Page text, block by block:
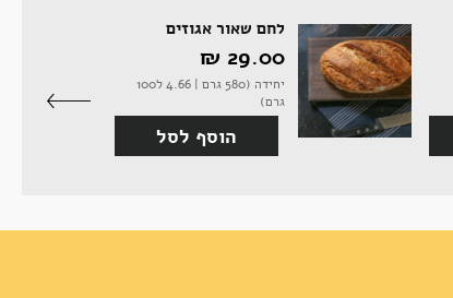
לחם שאור אגוזים
29.00 ‏₪
יחידה (580 גרם | 4.66 ל100
גרם)
הוסף לסל